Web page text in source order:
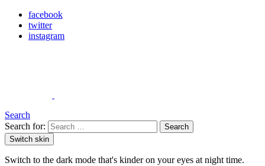
facebook
twitter
instagram
Search
Search for:
Search
Switch skin
Switch to the dark mode that's kinder on your eyes at night time.